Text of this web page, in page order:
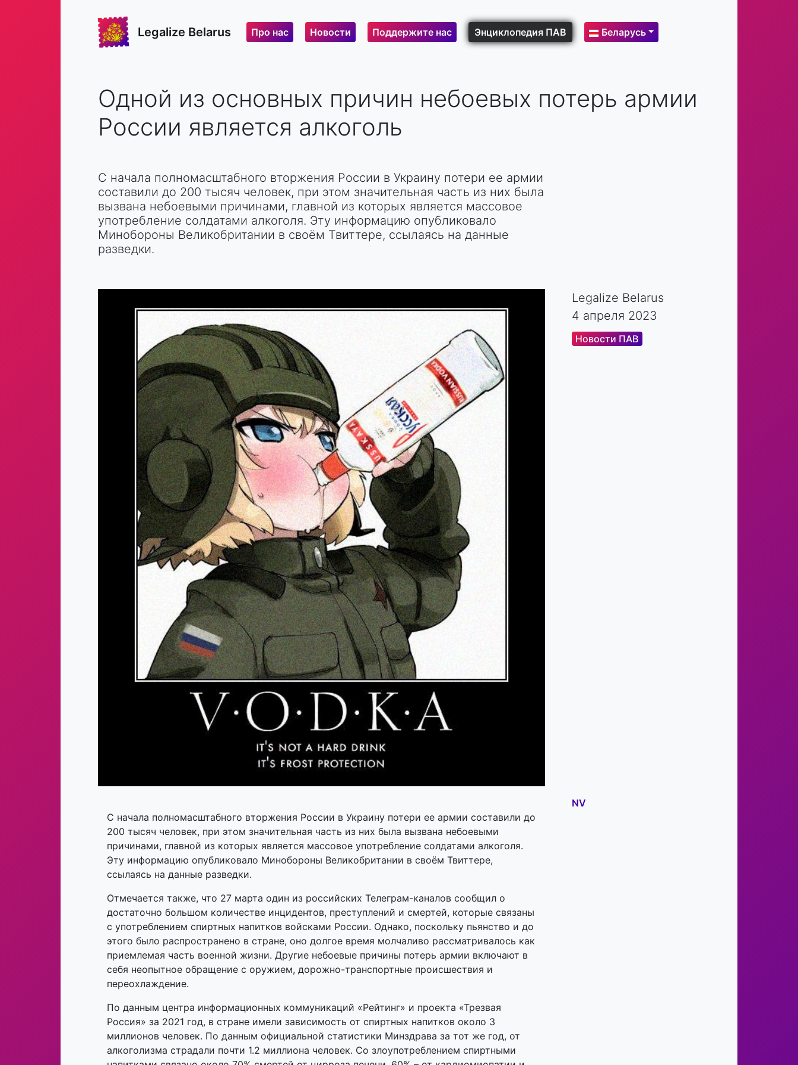
Legalize Belarus Про нас Новости Поддержите нас Энциклопедия ПАВ Беларусь
Одной из основных причин небоевых потерь армии
России является алкоголь
С начала полномасштабного вторжения России в Украину потери ее армии
составили до 200 тысяч человек, при этом значительная часть из них была
вызвана небоевыми причинами, главной из которых является массовое
употребление солдатами алкоголя. Эту информацию опубликовало
Минобороны Великобритании в своём Твиттере, ссылаясь на данные
разведки.
Legalize Belarus
4 апреля 2023
Новости ПАВ
С начала полномасштабного вторжения России в Украину потери ее армии составили до
200 тысяч человек, при этом значительная часть из них была вызвана небоевыми
причинами, главной из которых является массовое употребление солдатами алкоголя.
Эту информацию опубликовало Минобороны Великобритании в своём Твиттере,
ссылаясь на данные разведки.
Отмечается также, что 27 марта один из российских Телеграм-каналов сообщил о
достаточно большом количестве инцидентов, преступлений и смертей, которые связаны
с употреблением спиртных напитков войсками России. Однако, поскольку пьянство и до
этого было распространено в стране, оно долгое время молчаливо рассматривалось как
приемлемая часть военной жизни. Другие небоевые причины потерь армии включают в
себя неопытное обращение с оружием, дорожно-транспортные происшествия и
переохлаждение.
По данным центра информационных коммуникаций «Рейтинг» и проекта «Трезвая
Россия» за 2021 год, в стране имели зависимость от спиртных напитков около 3
миллионов человек. По данным официальной статистики Минздрава за тот же год, от
алкоголизма страдали почти 1.2 миллиона человек. Со злоупотреблением спиртными
NV